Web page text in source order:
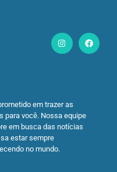
em trazer as
para você. Nossa equipe
em busca das notícias
estar sempre
no mundo.